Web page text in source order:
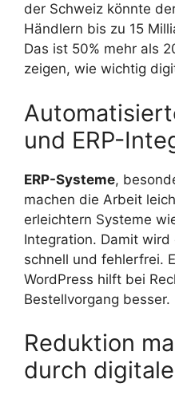
der Schweiz könnte
Händlern bis zu 15
Das ist 50% mehr als
zeigen, wie wichtig
und ERP-
ERP-Systeme,
machen die Arbeit
erleichtern Systeme
Integration. Damit
schnell und fehlerfrei.
WordPress hilft bei
Bestellvorgang besser.
Reduktion
durch